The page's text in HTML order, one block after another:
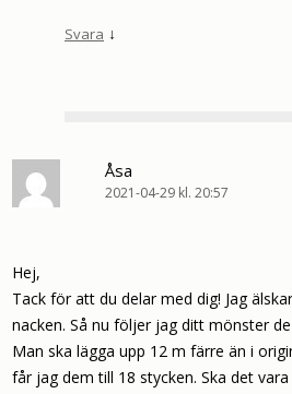
Svara ↓
Åsa
2021-04-29 kl. 20:57
Hej,
Tack för att du delar med dig! Jag
nacken. Så nu följer jag ditt mönster
Man ska lägga upp 12 m färre än i
får jag dem till 18 stycken. Ska det